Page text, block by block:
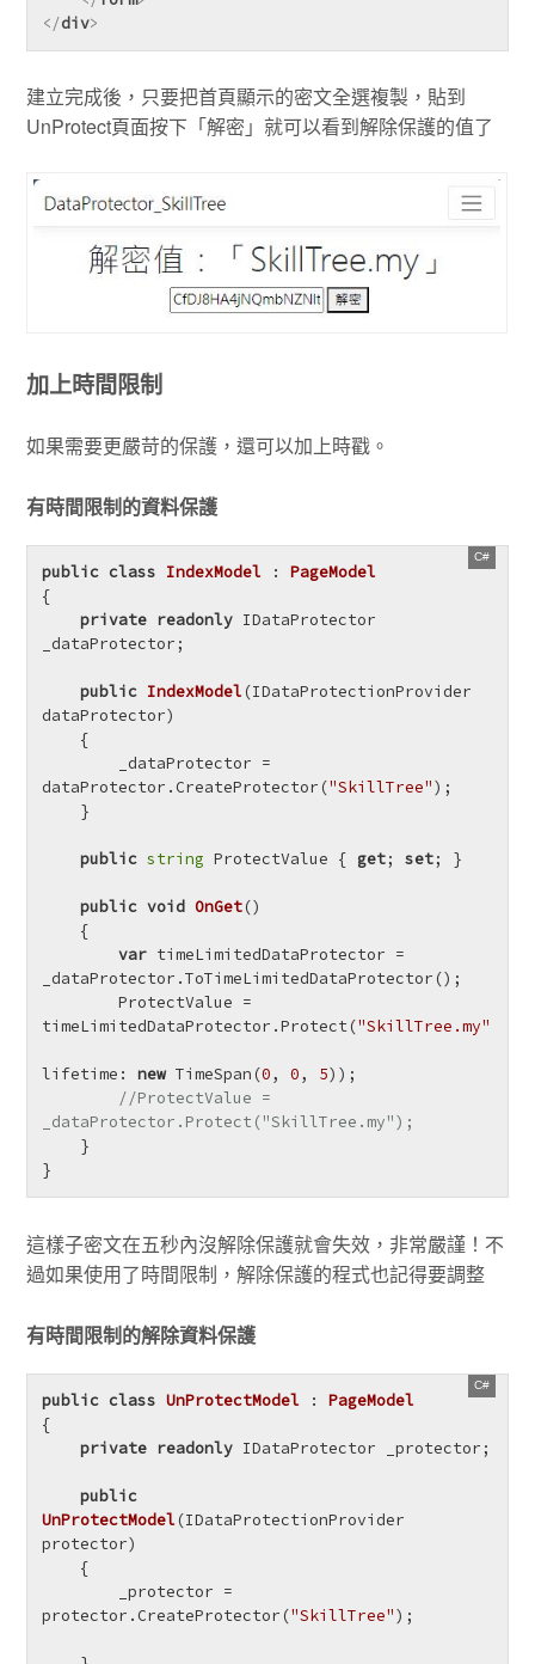
</div>
建立完成後，只要把首頁顯示的密文全選複製，貼到
UnProtect頁面按下「解密」就可以看到解除保護的值了
加上時間限制
如果需要更嚴苛的保護，還可以加上時戳。
有時間限制的資料保護
public class IndexModel : PageModel
{
private readonly IDataProtector
_dataProtector;
public IndexModel(IDataProtectionProvider
dataProtector)
dataProtector.CreateProtector("SkillTree");
public string ProtectValue { get; set; }
public void OnGet()
var timeLimitedDataProtector =
_dataProtector.ToTimeLimitedDataProtector();
        ProtectValue =
timeLimitedDataProtector.Protect("SkillTree.my"
lifetime: new TimeSpan(0, 0, 5));
//ProtectValue =
_dataProtector.Protect("SkillTree.my");
}
這樣子密文在五秒內沒解除保護就會失效，非常嚴謹！不
過如果使用了時間限制，解除保護的程式也記得要調整
有時間限制的解除資料保護
public class UnProtectModel : PageModel
{
private readonly IDataProtector _protector;
public
UnProtectModel(IDataProtectionProvider
protector)
protector.CreateProtector("SkillTree");